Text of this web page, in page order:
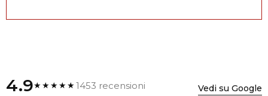
4.9★★★★★1453 recensioni Vedi su Google